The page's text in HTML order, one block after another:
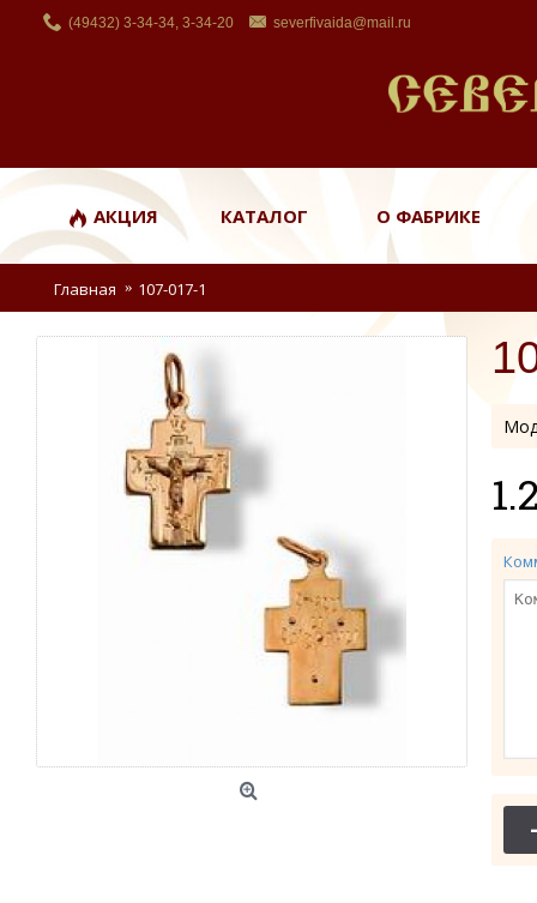
(49432) 3-34-34, 3-34-20 severfivaida@mail.ru
АКЦИЯ КАТАЛОГ О ФАБРИКЕ
Главная 107-017-1
-